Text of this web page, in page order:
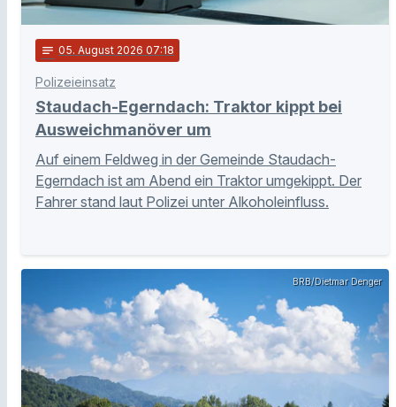
notes 05. August 2026 07:18
Polizeieinsatz
Staudach-Egerndach: Traktor kippt bei
Ausweichmanöver um
Auf einem Feldweg in der Gemeinde Staudach-
Egerndach ist am Abend ein Traktor umgekippt. Der
Fahrer stand laut Polizei unter Alkoholeinfluss.
BRB/Dietmar Denger